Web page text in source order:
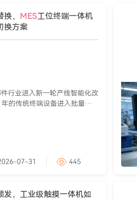
， MES工位终端一体机
换方案
行业进入新一轮产线智能化改
的传统终端设备进入批量退
07-31 445
发，工业级触摸一体机如